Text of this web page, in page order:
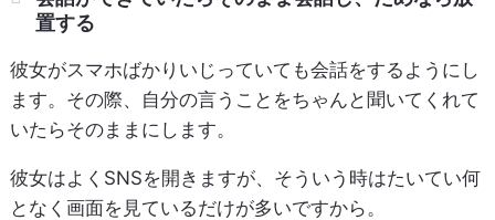
置する
彼女がスマホばかりいじっていても会話をするようにし
ます。その際、自分の言うことをちゃんと聞いてくれて
いたらそのままにします。
彼女はよくSNSを開きますが、そういう時はたいてい何
となく画面を見ているだけが多いですから。